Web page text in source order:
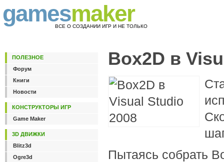
gamesmaker
ВСЕ О СОЗДАНИИ ИГР И НЕ ТОЛЬКО
Box2D в
Пытаясь собрать
ПОЛЕЗНОЕ
Форум
Книги
Новости
КОНСТРУКТОРЫ ИГР
Game Maker
3D ДВИЖКИ
Blitz3d
Ogre3d